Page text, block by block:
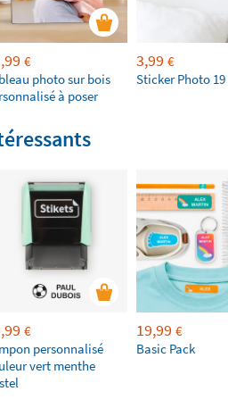
€
photo sur bois
à poser
3,99 €
Sticker Photo 19
€
personnalisé
vert menthe
19,99 €
Basic Pack